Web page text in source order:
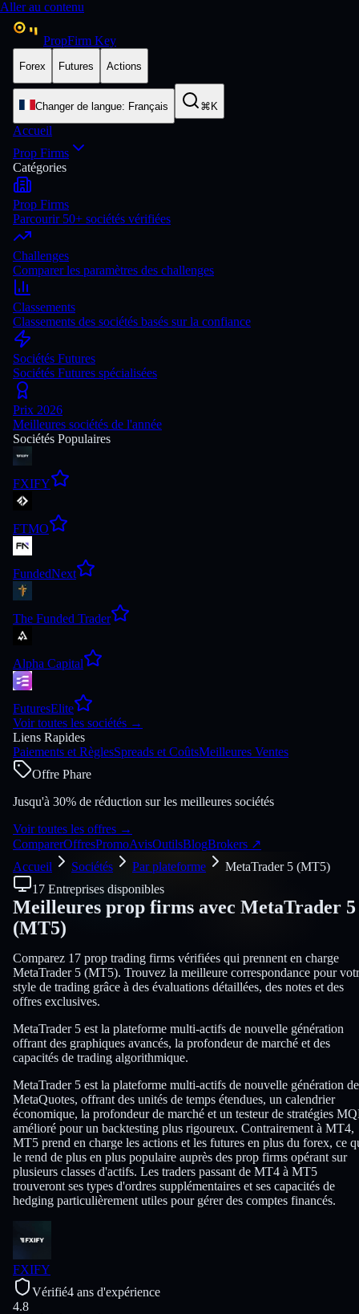
Aller au contenu
PropFirm Key
Forex Futures Actions
Changer de langue: Français ⌘K
Accueil
Prop Firms
Catégories
Prop Firms
Parcourir 50+ sociétés vérifiées
Challenges
Comparer les paramètres des challenges
Classements
Classements des sociétés basés sur la confiance
Sociétés Futures
Sociétés Futures spécialisées
Prix 2026
Meilleures sociétés de l'année
Sociétés Populaires
FXIFY
FTMO
FundedNext
The Funded Trader
Alpha Capital
FuturesElite
Voir toutes les sociétés →
Liens Rapides
Paiements et RèglesSpreads et CoûtsMeilleures Ventes
Offre Phare
Jusqu'à 30% de réduction sur les meilleures sociétés
Voir toutes les offres →
ComparerOffresPromoAvisOutilsBlogBrokers ↗
Accueil
Sociétés Par plateforme
MetaTrader 5 (MT5)
17 Entreprises disponibles
Meilleures prop firms avec MetaTrader 5
(MT5)
Comparez 17 prop trading firms vérifiées qui prennent en charge
MetaTrader 5 (MT5). Trouvez la meilleure correspondance pour
style de trading grâce à des évaluations détaillées, des notes et des
offres exclusives.
MetaTrader 5 est la plateforme multi-actifs de nouvelle génération
offrant des graphiques avancés, la profondeur de marché et des
capacités de trading algorithmique.
MetaTrader 5 est la plateforme multi-actifs de nouvelle génération de
MetaQuotes, offrant des unités de temps étendues, un calendrier
économique, la profondeur de marché et un testeur de stratégies
amélioré pour un backtesting plus rigoureux. Contrairement à MT4,
MT5 prend en charge les actions et les futures en plus du forex, ce
le rend de plus en plus populaire auprès des prop firms opérant sur
plusieurs classes d'actifs. Les traders passant de MT4 à MT5
trouveront ses types d'ordres supplémentaires et ses capacités de
hedging particulièrement utiles pour gérer des comptes financés.
FXIFY
Vérifié4 ans d'expérience
4.8